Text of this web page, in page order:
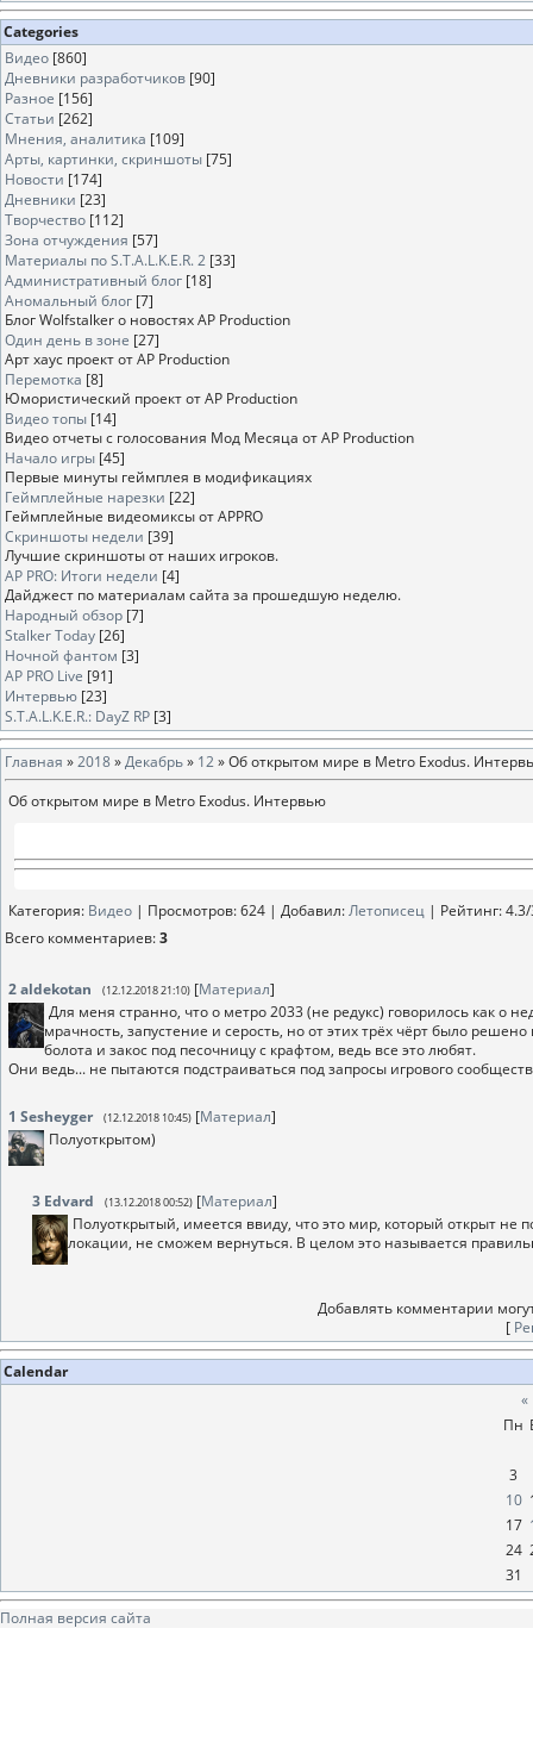
Categories
Видео [860]
Дневники разработчиков [90]
Разное [156]
Статьи [262]
Мнения, аналитика [109]
Арты, картинки, скриншоты [75]
Новости [174]
Дневники [23]
Творчество [112]
Зона отчуждения [57]
Материалы по S.T.A.L.K.E.R. 2 [33]
Административный блог [18]
Аномальный блог [7]
Блог Wolfstalker о новостях AP Production
Один день в зоне [27]
Арт хаус проект от AP Production
Перемотка [8]
Юмористический проект от AP Production
Видео топы [14]
Видео отчеты с голосования Мод Месяца от AP Production
Начало игры [45]
Первые минуты геймплея в модификациях
Геймплейные нарезки [22]
Геймплейные видеомиксы от APPRO
Скриншоты недели [39]
Лучшие скриншоты от наших игроков.
AP PRO: Итоги недели [4]
Дайджест по материалам сайта за прошедшую неделю.
Народный обзор [7]
Stalker Today [26]
Ночной фантом [3]
AP PRO Live [91]
Интервью [23]
S.T.A.L.K.E.R.: DayZ RP [3]
Главная »2018»Декабрь» 12» Об открытом мире в Metro Exodus.
Об открытом мире в Metro Exodus. Интервью
Категория: Видео | Просмотров: 624 | Добавил:Летописец | Рейтинг:4.3/
Всего комментариев:3
2aldekotan (12.12.2018 21:10) [Материал]
Для меня странно, что о метро 2033 (не редукс) говорилось как о
мрачность, запустение и серость, но от этих трёх чёрт было
болота и закос под песочницу с крафтом, ведь все это любят.
Они ведь... не пытаются подстраиваться под запросы игрового
1 Sesheyger (12.12.2018 10:45) [Материал]
Полуоткрытом)
3 Edvard (13.12.2018 00:52) [Материал]
Полуоткрытый, имеется ввиду, что это мир, который открыт не
локации, не сможем вернуться. В целом это называется
Добавлять комментарии
[
Calendar
«
Пн
3
10
17
24
31
Полная версия сайта